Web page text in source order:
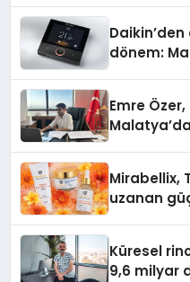
dönem:
Emre
Mirabellix,
uzanan
Küresel
9,6 milyar